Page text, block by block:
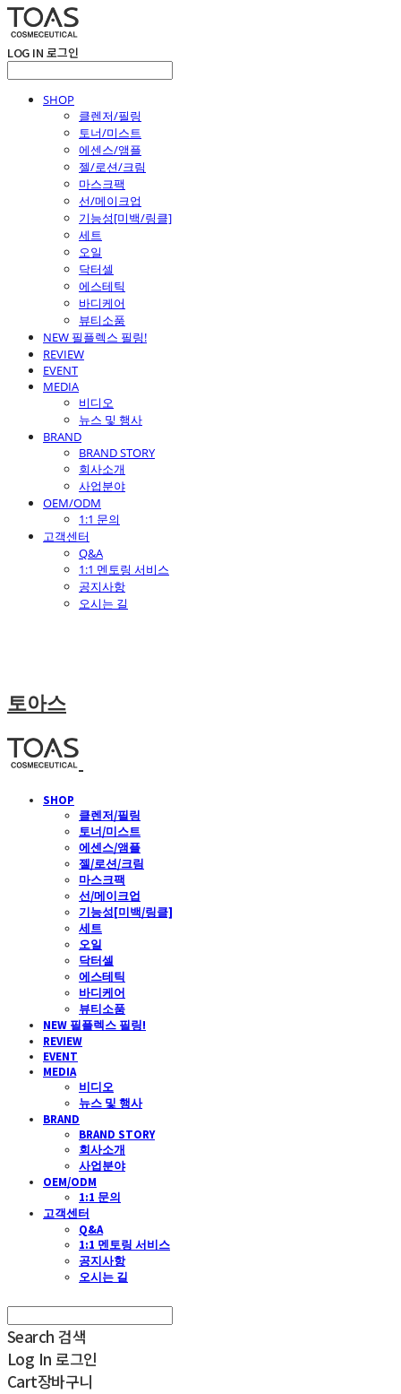
LOG IN 로그인
SHOP
클렌저/필링
토너/미스트
에센스/앰플
젤/로션/크림
마스크팩
선/메이크업
기능성[미백/링클]
세트
오일
닥터셀
에스테틱
바디케어
뷰티소품
NEW 필플렉스 필링!
REVIEW
EVENT
MEDIA
비디오
뉴스 및 행사
BRAND
BRAND STORY
회사소개
사업분야
OEM/ODM
1:1 문의
고객센터
Q&A
1:1 멘토링 서비스
공지사항
오시는 길
토아스
SHOP
클렌저/필링
토너/미스트
에센스/앰플
젤/로션/크림
마스크팩
선/메이크업
기능성[미백/링클]
세트
오일
닥터셀
에스테틱
바디케어
뷰티소품
NEW 필플렉스 필링!
REVIEW
EVENT
MEDIA
비디오
뉴스 및 행사
BRAND
BRAND STORY
회사소개
사업분야
OEM/ODM
1:1 문의
고객센터
Q&A
1:1 멘토링 서비스
공지사항
오시는 길
Search 검색
Log In 로그인
Cart장바구니